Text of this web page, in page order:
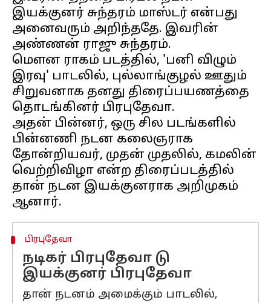
இயக்குனர் சுந்தரம் மாஸ்டர் என்பது
அனைவரும் அறிந்ததே. இவரின்
அண்ணன் ராஜு சுந்தரம்.
மௌன ராகம் படத்தில், 'பனி விழும்
இரவு' பாடலில், புல்லாங்குழல் ஊதும்
சிறுவனாக தனது திரைப்பயணத்தை
தொடங்கினர் பிரபுதேவா.
அதன் பின்னர், ஒரு சில படங்களில்
பின்னணி நடன கலைஞராக
தோன்றியவர், முதன் முதலில், கமலின்
வெற்றிவிழா என்ற திரைப்படத்தில்
தான் நடன இயக்குனராக அறிமுகம்
பிரபுதேவா
நடிகர் பிரபுதேவா டு
இயக்குனர் பிரபுதேவா
தான் நடனம் அமைக்கும் பாடலில்,